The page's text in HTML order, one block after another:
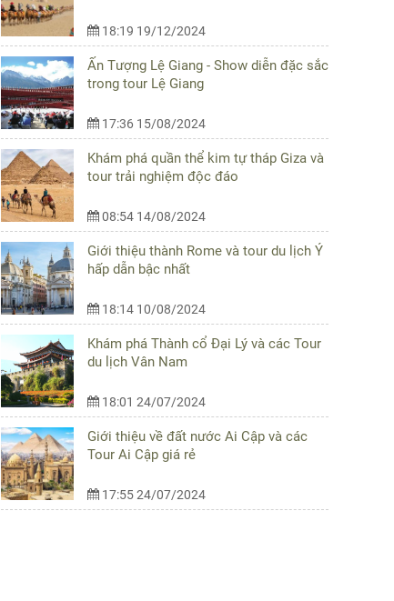
18:19 19/12/2024
Ấn Tượng Lệ Giang - Show diễn đặc sắc
trong tour Lệ Giang
17:36 15/08/2024
Khám phá quần thể kim tự tháp Giza và
tour trải nghiệm độc đáo
08:54 14/08/2024
Giới thiệu thành Rome và tour du lịch Ý
hấp dẫn bậc nhất
18:14 10/08/2024
Khám phá Thành cổ Đại Lý và các Tour
du lịch Vân Nam
18:01 24/07/2024
Giới thiệu về đất nước Ai Cập và các
Tour Ai Cập giá rẻ
17:55 24/07/2024